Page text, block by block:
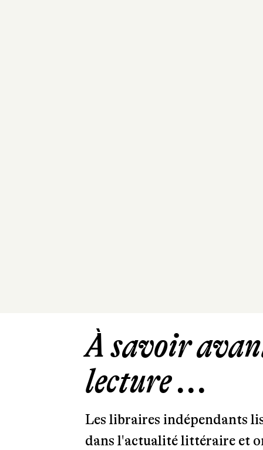
À savoir
lecture ...
Les libraires indépendants
dans l'actualité littéraire et